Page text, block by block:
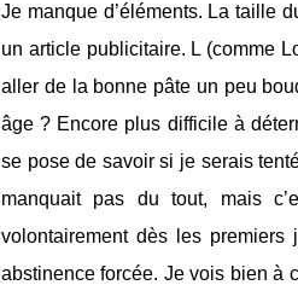
Je manque d’éléments. La taille
un article publicitaire. L (comme
aller de la bonne pâte un peu
âge ? Encore plus difficile à
se pose de savoir si je serais
manquait pas du tout, mais
volontairement dès les
abstinence forcée. Je vois bien à